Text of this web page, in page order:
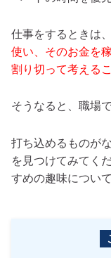
仕事をするときは、
使い、そのお金を
割り切って考える
そうなると、職場
打ち込めるものが
を見つけてみてく
すめの趣味につい